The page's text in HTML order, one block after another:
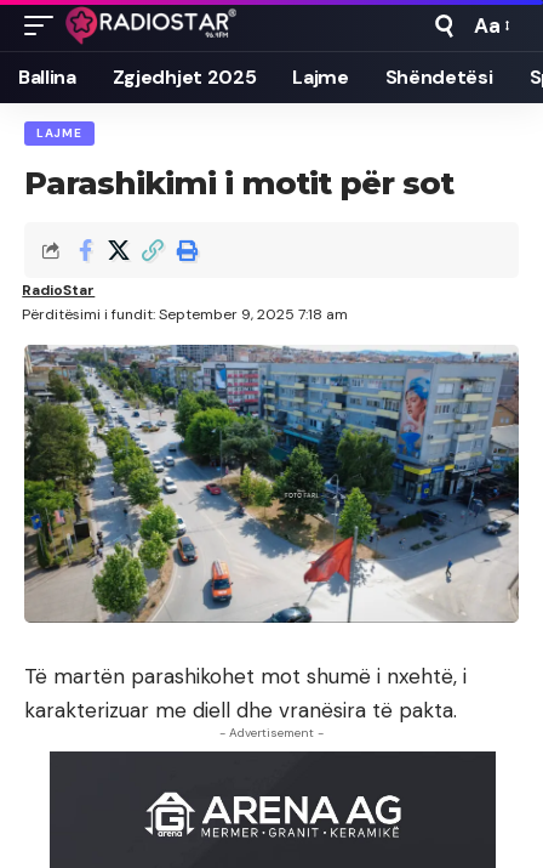
Font
Resizer
Aa
Ballina Zgjedhjet 2025 Lajme Shëndetësi
LAJME
Parashikimi i motit për sot
Përditësimi i fundit: September 9, 2025 7:18 am
RadioStar
Të martën parashikohet mot shumë i nxehtë, i
karakterizuar me diell dhe vranësira të pakta.
- Advertisement -